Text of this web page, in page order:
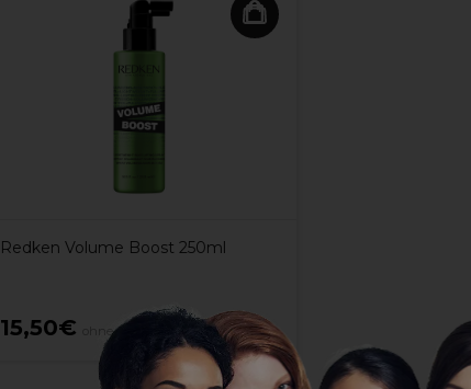
Redken Volume Boost 250ml
15,50€ ohne MwSt.